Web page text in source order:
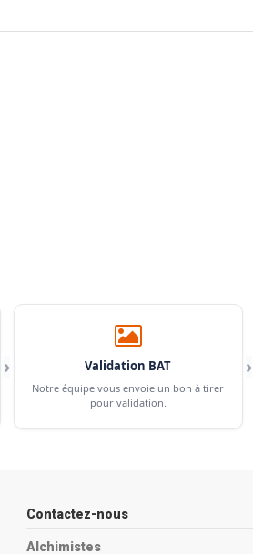
› Validation BAT
Notre équipe vous envoie un bon à tirer
pour validation.
›
Contactez-nous
Alchimistes